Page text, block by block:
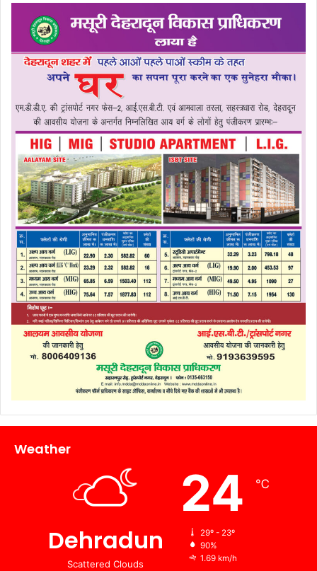
Weather
Dehradun
Scattered Clouds
24 ℃
29º - 23º
90%
1.69 km/h